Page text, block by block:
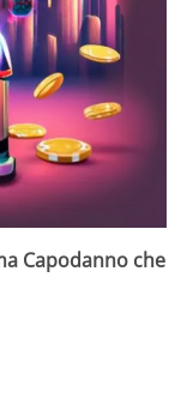
Capodanno che